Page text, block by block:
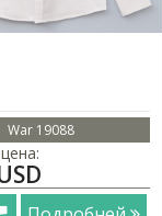
War 19088